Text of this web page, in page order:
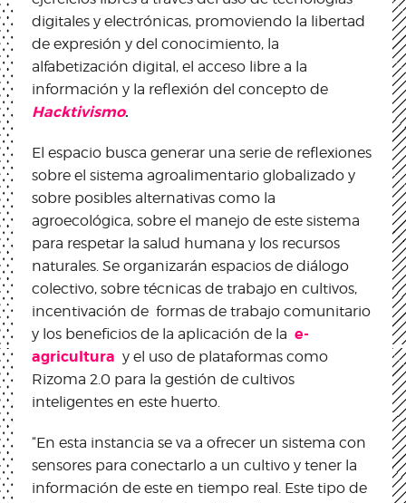
digitales y electrónicas, promoviendo la libertad
de expresión y del conocimiento, la
alfabetización digital, el acceso libre a la
información y la reflexión del concepto de
Hacktivismo.
El espacio busca generar una serie de reflexiones
sobre el sistema agroalimentario globalizado y
sobre posibles alternativas como la
agroecológica, sobre el manejo de este sistema
para respetar la salud humana y los recursos
naturales. Se organizarán espacios de diálogo
colectivo, sobre técnicas de trabajo en cultivos,
incentivación de formas de trabajo comunitario
y los beneficios de la aplicación de la e-
agricultura y el uso de plataformas como
Rizoma 2.0 para la gestión de cultivos
inteligentes en este huerto.
“En esta instancia se va a ofrecer un sistema con
sensores para conectarlo a un cultivo y tener la
información de este en tiempo real. Este tipo de